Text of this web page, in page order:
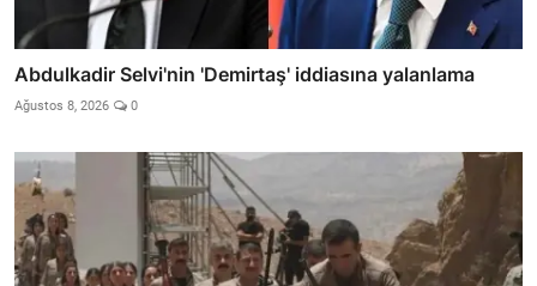
Abdulkadir Selvi'nin 'Demirtaş' iddiasına yalanlama
Ağustos 8, 2026 0